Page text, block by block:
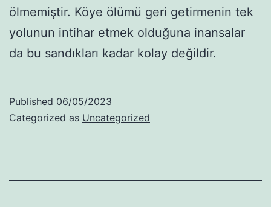
ölmemiştir. Köye ölümü geri getirmenin tek
yolunun intihar etmek olduğuna inansalar
da bu sandıkları kadar kolay değildir.
Published 06/05/2023
Categorized as Uncategorized